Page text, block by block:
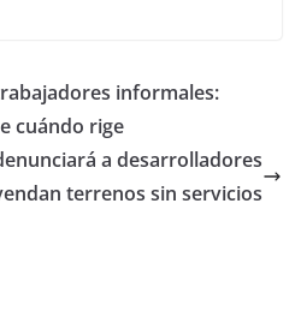
informales:
cuándo rige
a desarrolladores
terrenos sin servicios